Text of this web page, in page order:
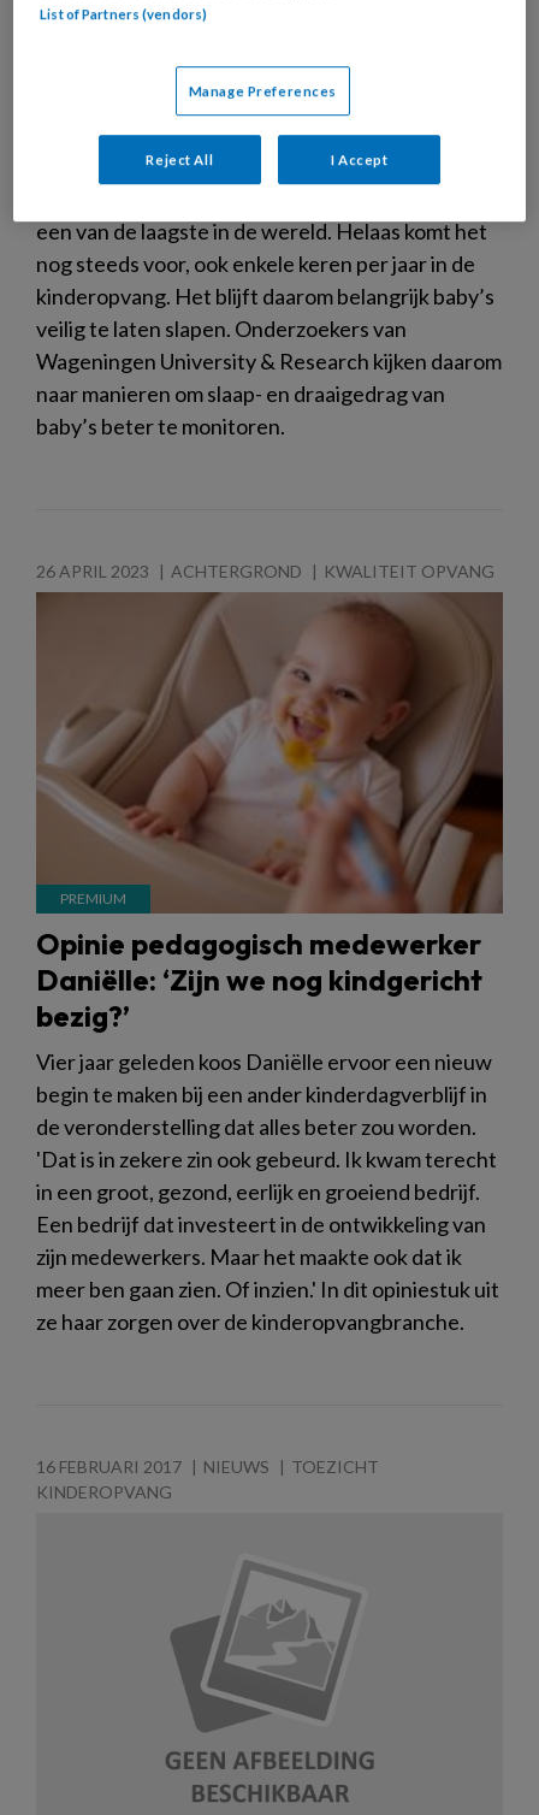
Baby’s veilig laten slapen:
onderzoek naar digitale
monitorsystemen
een van de laagste in de wereld. Helaas komt het
nog steeds voor, ook enkele keren per jaar in de
kinderopvang. Het blijft daarom belangrijk baby’s
veilig te laten slapen. Onderzoekers van
Wageningen University & Research kijken daarom
naar manieren om slaap- en draaigedrag van
baby’s beter te monitoren.
26 APRIL 2023 ACHTERGROND KWALITEIT OPVANG
Opinie pedagogisch medewerker
Daniëlle: ‘Zijn we nog kindgericht
bezig?’
Vier jaar geleden koos Daniëlle ervoor een nieuw
begin te maken bij een ander kinderdagverblijf in
de veronderstelling dat alles beter zou worden.
'Dat is in zekere zin ook gebeurd. Ik kwam terecht
in een groot, gezond, eerlijk en groeiend bedrijf.
Een bedrijf dat investeert in de ontwikkeling van
zijn medewerkers. Maar het maakte ook dat ik
meer ben gaan zien. Of inzien.' In dit opiniestuk uit
ze haar zorgen over de kinderopvangbranche.
16 FEBRUARI 2017 NIEUWS
TOEZICHT
KINDEROPVANG
List of Partners (vendors)
Manage Preferences
Reject All I Accept